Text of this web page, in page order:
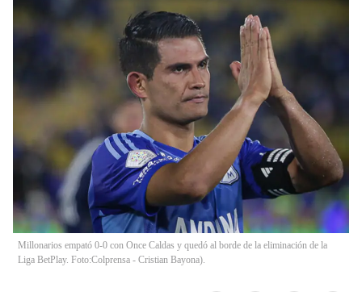
Millonarios empató 0-0 con Once Caldas y quedó al borde de la eliminación de la
Liga BetPlay. Foto:Colprensa - Cristian Bayona).